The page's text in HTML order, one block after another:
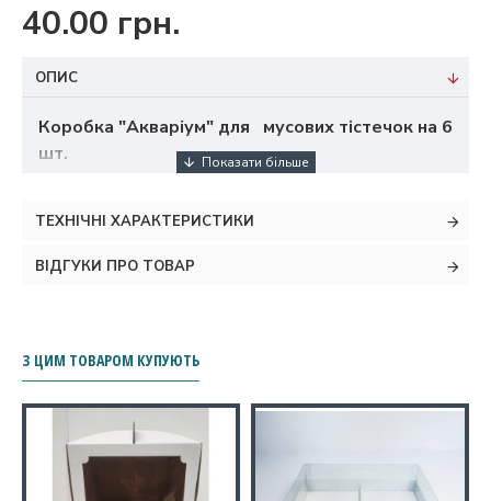
40.00 грн.
ОПИС
Коробка "Акваріум" для мусових тістечок на 6
шт.
довжина - 24,5 см
висота - 7 см
ТЕХНІЧНІ ХАРАКТЕРИСТИКИ
ВІДГУКИ ПРО ТОВАР
З ЦИМ ТОВАРОМ КУПУЮТЬ